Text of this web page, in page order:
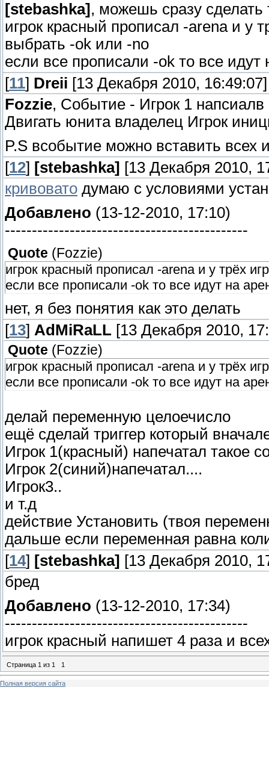
[stebashka] , можешь сразу сделать
игрок красный прописал -arena и у
выбрать -ok или -no
если все прописали -ok то все идут
[11] Dreii [13 Декабря 2010, 16:49:07]
Fozzie, Событие - Игрок 1 напсиалв
Двигать юнита владелец Игрок
P.S всобытие можно вставить всех
[12] [stebashka] [13 Декабря 2010,
кривовато думаю с условиями
Добавлено (13-12-2010, 17:10)
---------------------------------------------
Quote (Fozzie)
игрок красный прописал -arena и у трёх
если все прописали -ok то все идут на
нет, я без понятия как это делать
[13] AdMiRaLL [13 Декабря 2010,
Quote ( Fozzie)
игрок красный прописал -arena и у трёх
если все прописали -ok то все идут на
делай переменную целоечисло
ещё сделай триггер который
Игрок 1(красный) напечатал такое
Игрок 2(синий)напечатал....
Игрок3..
и т.д
действие Установить (твоя
дальше если переменная равна
[14] [stebashka] [13 Декабря 2010,
бред
Добавлено (13-12-2010, 17:34)
---------------------------------------------
игрок красный напишет 4 раза и
Страница 1 из 1 1
Полная версия сайта